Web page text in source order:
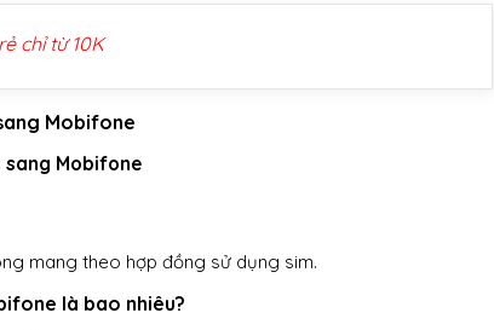
chỉ từ 10K
Mobifone
sang Mobifone
mang theo hợp đồng sử dụng sim.
là bao nhiêu?